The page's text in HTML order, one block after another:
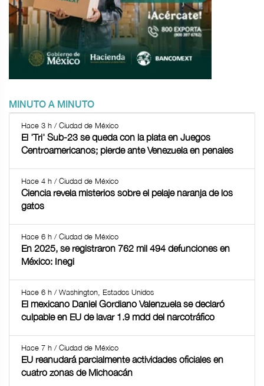
MINUTO A MINUTO
Hace 3 h / Ciudad de México
El 'Tri' Sub-23 se queda con la plata en Juegos
Centroamericanos; pierde ante Venezuela en penales
Hace 4 h / Ciudad de México
Ciencia revela misterios sobre el pelaje naranja de los
gatos
Hace 6 h / Ciudad de México
En 2025, se registraron 762 mil 494 defunciones en
México: Inegi
Hace 6 h / Washington, Estados Unidos
El mexicano Daniel Gordiano Valenzuela se declaró
culpable en EU de lavar 1.9 mdd del narcotráfico
Hace 7 h / Ciudad de México
EU reanudará parcialmente actividades oficiales en
cuatro zonas de Michoacán